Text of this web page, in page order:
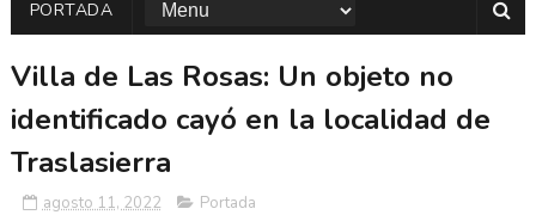
PORTADA
Villa de Las Rosas: Un objeto no
identificado cayó en la localidad de
Traslasierra
agosto 11, 2022 Portada